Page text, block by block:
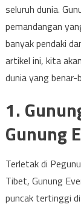
seluruh dunia.
pemandangan
banyak pendaki
artikel ini, kita
dunia yang benar-
1.
Gunung
Terletak di
Tibet, Gunung
puncak tertinggi